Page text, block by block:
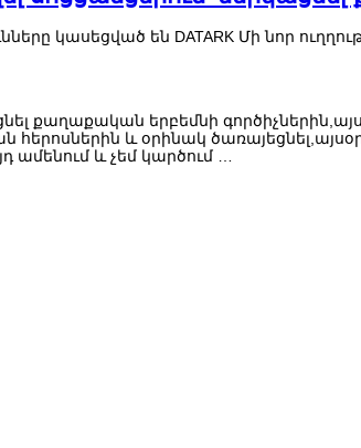
կասեցված են DATARK Մի նոր
քաղաքական երբեմնի
հերոսներին և օրինակ
ամենում և չեմ կարծում …